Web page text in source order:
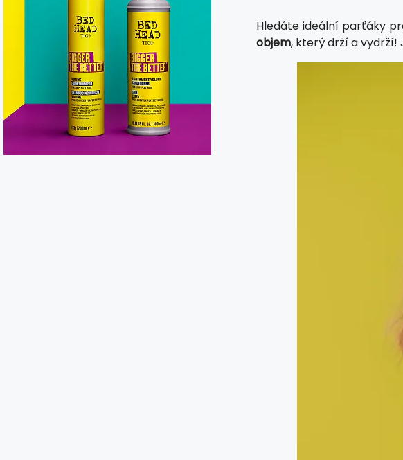
Hledáte ideální parťáky
objem, který drží a vydrží!